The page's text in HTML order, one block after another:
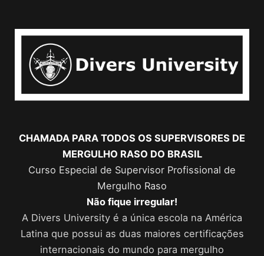
conteúdo
CHAMADA PARA TODOS OS SUPERVISORES DE
MERGULHO RASO DO BRASIL
Curso Especial de Supervisor Profissional de
Mergulho Raso
Não fique irregular!
A Divers University é a única escola na América
Latina que possui as duas maiores certificações
internacionais do mundo para mergulho